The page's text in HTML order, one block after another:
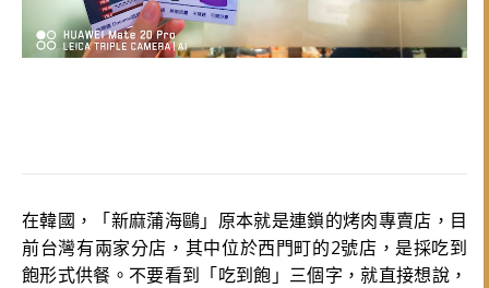
在韓國，「新麻蒲海鷗」原本就是連鎖的烤肉專賣店，目
前台灣有兩家分店，其中位於西門町的2號店，是採吃到
飽形式供餐。不要看到「吃到飽」三個字，就直接想說，